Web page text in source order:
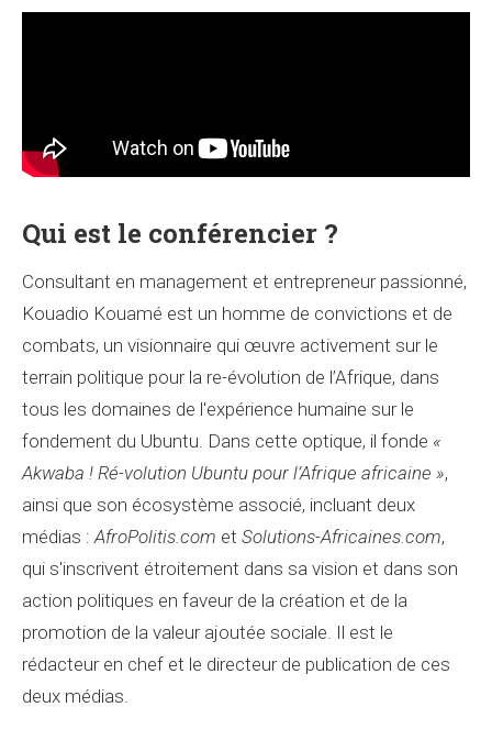
Qui est le conférencier ?
Consultant en management et entrepreneur passionné,
Kouadio Kouamé est un homme de convictions et de
combats, un visionnaire qui œuvre activement sur le
terrain politique pour la re-évolution de l’Afrique, dans
tous les domaines de l'expérience humaine sur le
fondement du Ubuntu. Dans cette optique, il fonde «
Akwaba ! Ré-volution Ubuntu pour l’Afrique africaine »,
ainsi que son écosystème associé, incluant deux
médias :AfroPolitis.com et Solutions-Africaines.com,
qui s'inscrivent étroitement dans sa vision et dans son
action politiques en faveur de la création et de la
promotion de la valeur ajoutée sociale. Il est le
rédacteur en chef et le directeur de publication de ces
deux médias.